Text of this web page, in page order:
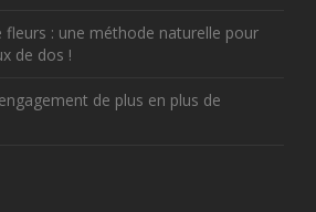
fleurs : une méthode naturelle pour
de dos !
de plus en plus de